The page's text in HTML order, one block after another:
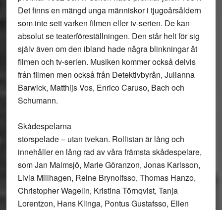
Det finns en mängd unga människor i tjugoårsåldern
som inte sett varken filmen eller tv-serien. De kan
absolut se teaterföreställningen. Den står helt för sig
själv även om den ibland hade några blinkningar åt
filmen och tv-serien. Musiken kommer också delvis
från filmen men också från Detektivbyrån, Julianna
Barwick, Matthijs Vos, Enrico Caruso, Bach och
Schumann.
Skådespelarna
storspelade – utan tvekan. Rollistan är lång och
innehåller en lång rad av våra främsta skådespelare,
som Jan Malmsjö, Marie Göranzon, Jonas Karlsson,
Livia Millhagen, Reine Brynolfsso, Thomas Hanzo,
Christopher Wagelin, Kristina Törnqvist, Tanja
Lorentzon, Hans Klinga, Pontus Gustafsso, Ellen